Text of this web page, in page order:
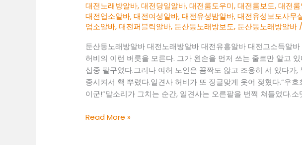
대전노래방알바,대전당일알바,대전룸도우미,대전룸보도,대전
대전업소알바,대전여성알바,대전유성밤알바,대전유성보도사무
업소알바,대전퍼블릭알바, 둔산동노래방보도, 둔산동노래방알바
둔산동노래방알바 대전노래방알바 대전유흥알바 대전고소득알
허비의 이런 버릇을 모른다. 그가 왼손을 먼저 쓰는 줄로만 알고
십중 팔구였다.그러나 여허 노인은 꼼짝도 않고 조용히 서 있다가,
중시켜서 홱 뿌렸다.일견사 허비가 또 징글맞게 웃어 젖혔다.”우
이군!”말소리가 그치는 순간, 일견사는 오른팔을 번쩍 쳐들었다.
둔
Read More »